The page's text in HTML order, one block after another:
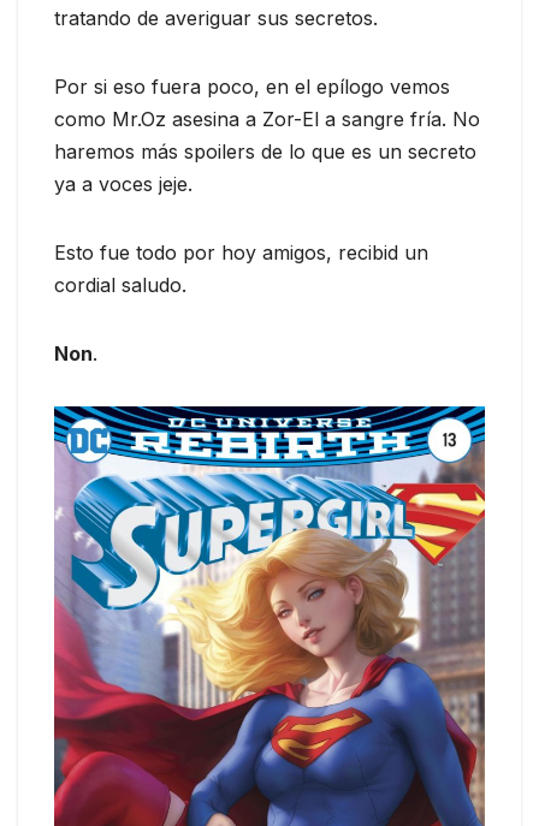
tratando de averiguar sus secretos.
Por si eso fuera poco, en el epílogo vemos
como Mr.Oz asesina a Zor-El a sangre fría. No
haremos más spoilers de lo que es un secreto
ya a voces jeje.
Esto fue todo por hoy amigos, recibid un
cordial saludo.
Non.